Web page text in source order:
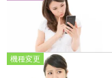
機種変更